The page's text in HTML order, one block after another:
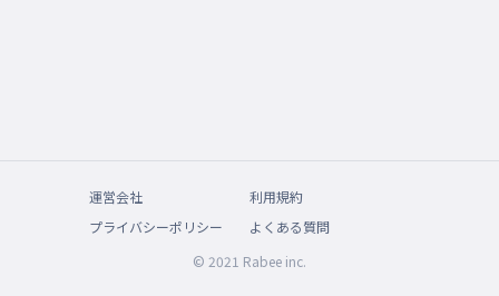
運営会社
利用規約
プライバシーポリシー
よくある質問
© 2021 Rabee inc.